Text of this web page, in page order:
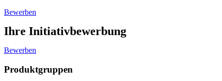
Bewerben
Ihre Initiativbewerbung
Bewerben
Produktgruppen